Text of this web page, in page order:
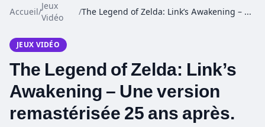
Accueil/
Jeux
Vidéo
/ The Legend of Zelda: Link’s Awakening – Une version remastérisée 25 ans après.
JEUX VIDÉO
The Legend of Zelda: Link’s
Awakening – Une version
remastérisée 25 ans après.